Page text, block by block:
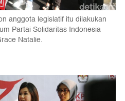
anggota legislatif itu dilakukan
Partai Solidaritas Indonesia
Natalie.